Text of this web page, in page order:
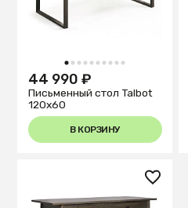
1 2 3 4 5 6 7 8 9 10
44 990 ₽
Письменный стол Talbot
120x60
В КОРЗИНУ